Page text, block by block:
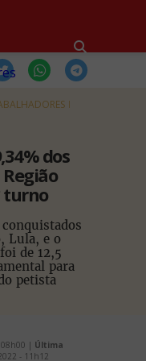
dos
turno
Lula, e o
de 12,5
para
petista
08h00 | Última
- 11h12